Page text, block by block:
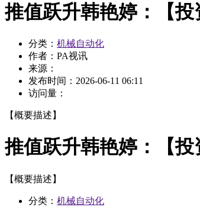
推值跃升韩艳婷：【
分类： 机械自动化
作者：PA视讯
来源：
发布时间： 2026-06-11 06:11
访问量：
【概要描述】
推值跃升韩艳婷：【
【概要描述】
分类： 机械自动化